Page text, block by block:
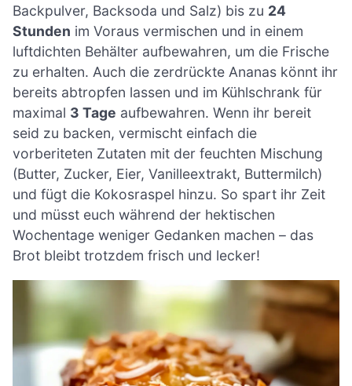
Backpulver, Backsoda und Salz) bis zu 24
Stunden im Voraus vermischen und in einem
luftdichten Behälter aufbewahren, um die Frische
zu erhalten. Auch die zerdrückte Ananas könnt ihr
bereits abtropfen lassen und im Kühlschrank für
maximal 3 Tage aufbewahren. Wenn ihr bereit
seid zu backen, vermischt einfach die
vorberiteten Zutaten mit der feuchten Mischung
(Butter, Zucker, Eier, Vanilleextrakt, Buttermilch)
und fügt die Kokosraspel hinzu. So spart ihr Zeit
und müsst euch während der hektischen
Wochentage weniger Gedanken machen – das
Brot bleibt trotzdem frisch und lecker!